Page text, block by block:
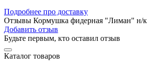
Подробнее про доставку
Отзывы Кормушка фидерная "Лиман" н/
Добавить отзыв
Будьте первым, кто оставил отзыв
Каталог товаров